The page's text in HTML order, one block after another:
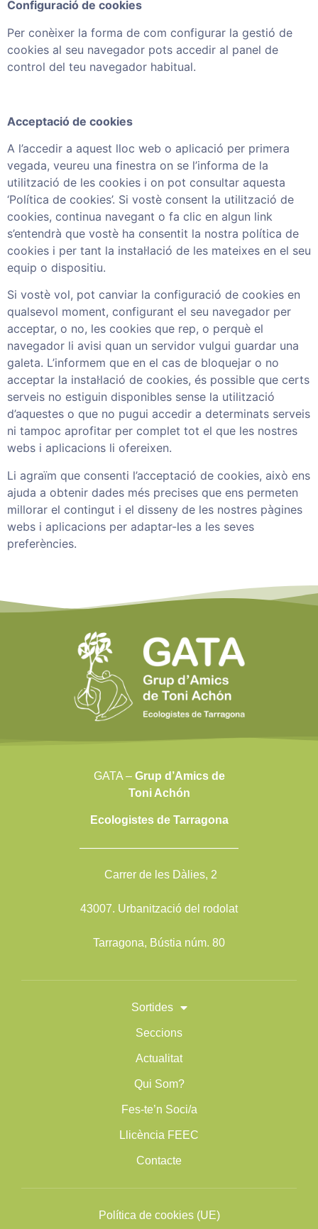
Configuració de cookies
Per conèixer la forma de com configurar la gestió de
cookies al seu navegador pots accedir al panel de
control del teu navegador habitual.
Acceptació de cookies
A l’accedir a aquest lloc web o aplicació per primera
vegada, veureu una finestra on se l’informa de la
utilització de les cookies i on pot consultar aquesta
‘Política de cookies’. Si vostè consent la utilització de
cookies, continua navegant o fa clic en algun link
s’entendrà que vostè ha consentit la nostra política de
cookies i per tant la instal·lació de les mateixes en el seu
equip o dispositiu.
Si vostè vol, pot canviar la configuració de cookies en
qualsevol moment, configurant el seu navegador per
acceptar, o no, les cookies que rep, o perquè el
navegador li avisi quan un servidor vulgui guardar una
galeta. L’informem que en el cas de bloquejar o no
acceptar la instal·lació de cookies, és possible que certs
serveis no estiguin disponibles sense la utilització
d’aquestes o que no pugui accedir a determinats serveis
ni tampoc aprofitar per complet tot el que les nostres
webs i aplicacions li ofereixen.
Li agraïm que consenti l’acceptació de cookies, això ens
ajuda a obtenir dades més precises que ens permeten
millorar el contingut i el disseny de les nostres pàgines
webs i aplicacions per adaptar-les a les seves
preferències.
GATA – Grup d’Amics de
Toni Achón
Ecologistes de Tarragona
——————————————
Carrer de les Dàlies, 2
43007. Urbanització del rodolat
Tarragona, Bústia núm. 80
Sortides
Seccions
Actualitat
Qui Som?
Fes-te’n Soci/a
Llicència FEEC
Contacte
Política de cookies (UE)